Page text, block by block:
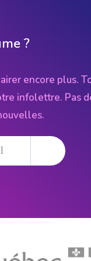
?
encore plus.
infolettre. Pas